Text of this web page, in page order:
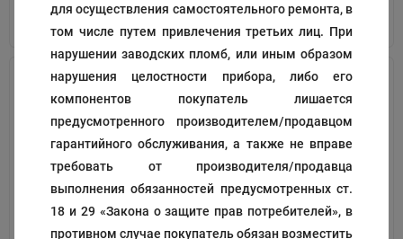
для осуществления самостоятельного ремонта, в
том числе путем привлечения третьих лиц. При
нарушении заводских пломб, или иным образом
нарушения целостности прибора, либо его
компонентов покупатель лишается
предусмотренного производителем/продавцом
гарантийного обслуживания, а также не вправе
требовать от производителя/продавца
выполнения обязанностей предусмотренных ст.
18 и 29 «Закона о защите прав потребителей», в
противном случае покупатель обязан возместить
В корзину В корзину
Штуцер замок